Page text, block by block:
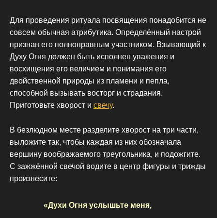
Для проведения ритуала посвящения понадобится не
совсем обычная атрибутика. Определённый настрой
признан его полноправным участником. Взывающий к
Духу Огня должен быть исполнен уважения и
восхищения его величием и понимания его
двойственной природы из пламени и пепла,
способной вызывать восторг и страдания.
Приготовьте хворост и свечу.
В безлюдном месте разделите хворост на три части,
выложите так, чтобы каждая из них обозначала
вершину воображаемого треугольника, и подожгите.
С зажжённой свечой водите в центр фигуры и трижды
произнесите:
«Духи Огня услышьте меня,